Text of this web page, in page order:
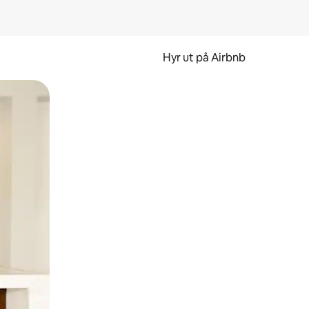
Hyr ut på Airbnb